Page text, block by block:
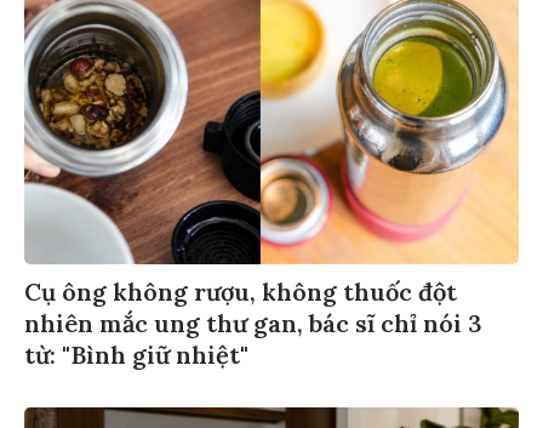
Cụ ông không rượu, không thuốc đột
nhiên mắc ung thư gan, bác sĩ chỉ nói 3
từ: "Bình giữ nhiệt"